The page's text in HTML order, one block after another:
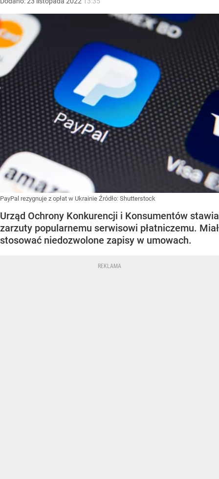
PayPal rezygnuje z opłat w Ukrainie Źródło: Shutterstock
Urząd Ochrony Konkurencji i Konsumentów stawia
zarzuty popularnemu serwisowi płatniczemu. Miał
stosować niedozwolone zapisy w umowach.